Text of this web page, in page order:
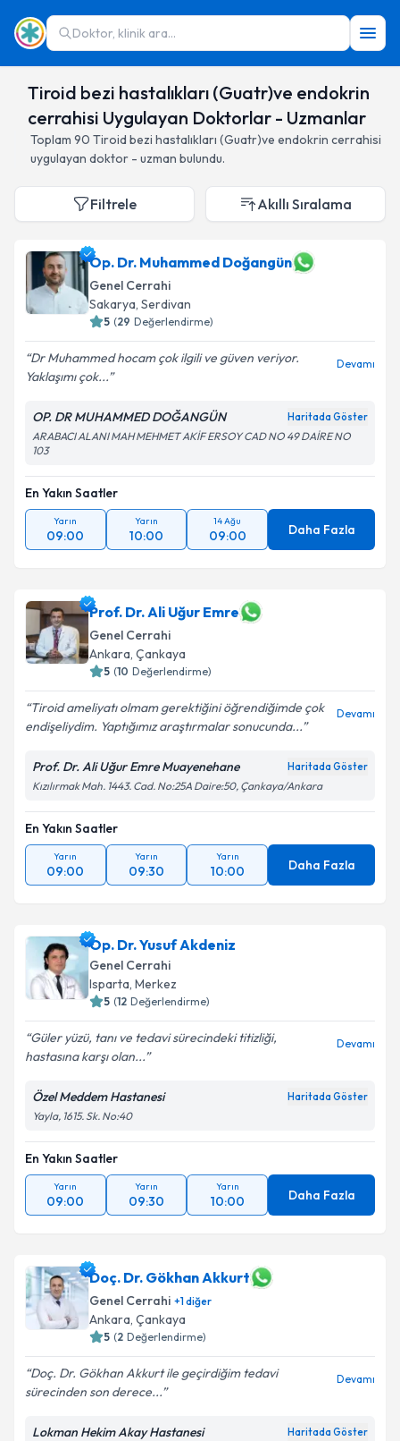
Doktor, klinik ara...
Tiroid bezi hastalıkları (Guatr)ve endokrin
cerrahisi Uygulayan Doktorlar - Uzmanlar
Toplam 90 Tiroid bezi hastalıkları (Guatr)ve endokrin cerrahisi
uygulayan doktor - uzman bulundu.
Filtrele Akıllı Sıralama
Op. Dr. Muhammed Doğangün
Genel Cerrahi
Sakarya, Serdivan
5 (29 Değerlendirme)
Dr Muhammed hocam çok ilgili ve güven veriyor.
Yaklaşımı çok...
Devamı
OP. DR MUHAMMED DOĞANGÜN Haritada Göster
ARABACI ALANI MAH MEHMET AKİF ERSOY CAD NO 49 DAİRE NO
103
En Yakın Saatler
Yarın
09:00
Yarın
10:00
14 Ağu
09:00 Daha Fazla
Prof. Dr. Ali Uğur Emre
Genel Cerrahi
Ankara, Çankaya
5 (10 Değerlendirme)
Tiroid ameliyatı olmam gerektiğini öğrendiğimde çok
endişeliydim. Yaptığımız araştırmalar sonucunda...
Devamı
Prof. Dr. Ali Uğur Emre Muayenehane Haritada Göster
Kızılırmak Mah. 1443. Cad. No:25A Daire:50, Çankaya/Ankara
En Yakın Saatler
Yarın
09:00
Yarın
09:30
Yarın
10:00 Daha Fazla
Op. Dr. Yusuf Akdeniz
Genel Cerrahi
Isparta, Merkez
5 (12 Değerlendirme)
Güler yüzü, tanı ve tedavi sürecindeki titizliği,
hastasına karşı olan...
Devamı
Özel Meddem Hastanesi Haritada Göster
Yayla, 1615. Sk. No:40
En Yakın Saatler
Yarın
09:00
Yarın
09:30
Yarın
10:00 Daha Fazla
Doç. Dr. Gökhan Akkurt
Genel Cerrahi +1diğer
Ankara, Çankaya
5 (2 Değerlendirme)
Doç. Dr. Gökhan Akkurt ile geçirdiğim tedavi
sürecinden son derece...
Devamı
Lokman Hekim Akay Hastanesi Haritada Göster